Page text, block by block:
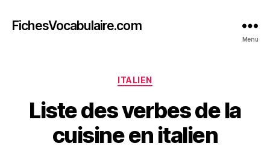
FichesVocabulaire.com
Menu
Catégories
ITALIEN
Liste des verbes de la
cuisine en italien